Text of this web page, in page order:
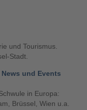
und Tourismus.
Stadt.
und Events
in Europa:
Brüssel, Wien u.a.